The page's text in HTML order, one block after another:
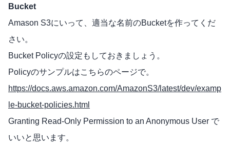
Bucket
Amason S3にいって、適当な名前のBucketを作ってくだ
さい。
Bucket Policyの設定もしておきましょう。
Policyのサンプルはこちらのページで。
https://docs.aws.amazon.com/AmazonS3/latest/dev/examp
le-bucket-policies.html
Granting Read-Only Permission to an Anonymous User で
いいと思います。